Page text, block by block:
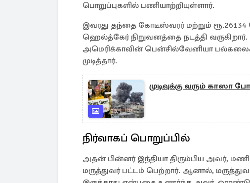
பொறுப்புகளில் பணியாற்றியுள்ளார்.
இவரது தந்தை கோடீஸ்வரர் மற்றும்
ஹெல்த்கேர் நிறுவனத்தை நடத்தி
அமெரிக்காவின் பென்சில்வேனியா
முடித்தார்.
முடிவுக்கு வரும் காஸா
நிர்வாகப் பொறுப்பில்
அதன் பின்னர் இந்தியா திரும்பிய அவர்,
மருத்துவர் பட்டம் பெற்றார். ஆனால்,